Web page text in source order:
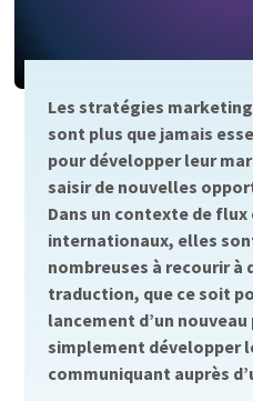
Les stratégies
sont plus que jamais
pour développer leur
saisir de nouvelles
Dans un contexte de
internationaux, elles
nombreuses à recourir à
traduction, que ce soit
lancement d’un
simplement développer
communiquant auprès